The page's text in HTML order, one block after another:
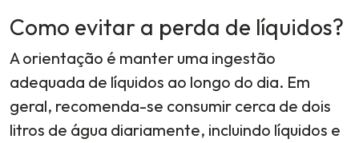
Como evitar a perda de líquidos?
A orientação é manter uma ingestão
adequada de líquidos ao longo do dia. Em
geral, recomenda-se consumir cerca de dois
litros de água diariamente, incluindo líquidos e